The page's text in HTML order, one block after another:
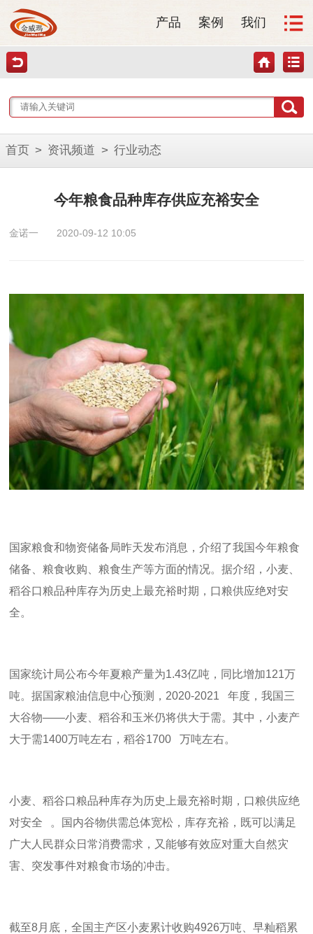
产品 案例 我们
首页 > 资讯频道 > 行业动态
今年粮食品种库存供应充裕安全
金诺一 2020-09-12 10:05
国家粮食和物资储备局昨天发布消息，介绍了我国今年粮食
储备、粮食收购、粮食生产等方面的情况。据介绍，小麦、
稻谷口粮品种库存为历史上最充裕时期，口粮供应绝对安
全。
国家统计局公布今年夏粮产量为1.43亿吨，同比增加121万
吨。据国家粮油信息中心预测， 2020-2021
年度，我国三
大谷物——小麦、稻谷和玉米仍将供大于需。其中，小麦产
大于需1400万吨左右，稻谷1700 万吨左右。
小麦、稻谷口粮品种库存为历史上最充裕时期，口粮供应绝
对安全 。国内谷物供需总体宽松，库存充裕，既可以满足
广大人民群众日常消费需求，又能够有效应对重大自然灾
害、突发事件对粮食市场的冲击。
截至8月底，全国主产区小麦累计收购4926万吨、早籼稻累